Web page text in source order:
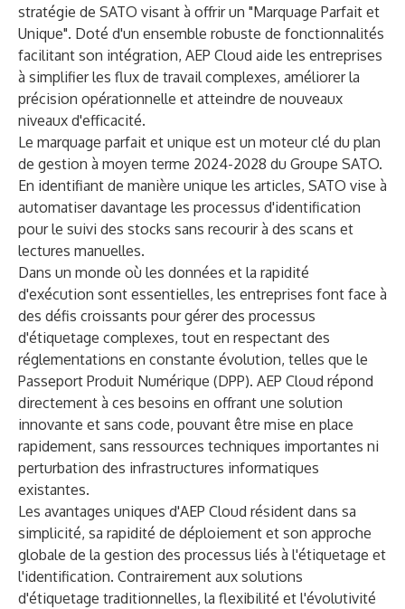
stratégie de SATO visant à offrir un "Marquage Parfait et
Unique". Doté d'un ensemble robuste de fonctionnalités
facilitant son intégration, AEP Cloud aide les entreprises
à simplifier les flux de travail complexes, améliorer la
précision opérationnelle et atteindre de nouveaux
niveaux d'efficacité.
Le marquage parfait et unique est un moteur clé du plan
de gestion à moyen terme 2024-2028 du Groupe SATO.
En identifiant de manière unique les articles, SATO vise à
automatiser davantage les processus d'identification
pour le suivi des stocks sans recourir à des scans et
lectures manuelles.
Dans un monde où les données et la rapidité
d'exécution sont essentielles, les entreprises font face à
des défis croissants pour gérer des processus
d'étiquetage complexes, tout en respectant des
réglementations en constante évolution, telles que le
Passeport Produit Numérique (DPP). AEP Cloud répond
directement à ces besoins en offrant une solution
innovante et sans code, pouvant être mise en place
rapidement, sans ressources techniques importantes ni
perturbation des infrastructures informatiques
existantes.
Les avantages uniques d'AEP Cloud résident dans sa
simplicité, sa rapidité de déploiement et son approche
globale de la gestion des processus liés à l'étiquetage et
l'identification. Contrairement aux solutions
d'étiquetage traditionnelles, la flexibilité et l'évolutivité